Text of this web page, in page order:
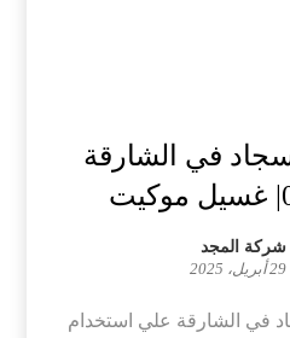
في الشارقة
شركة المجد
29 أبريل، 2025
في الشارقة علي استخدام